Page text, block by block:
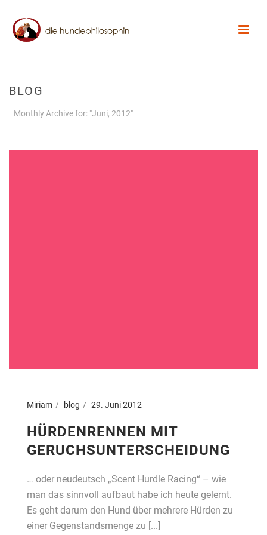
BLOG
Monthly Archive for: "Juni, 2012"
Miriam blog 29. Juni 2012
HÜRDENRENNEN MIT
GERUCHSUNTERSCHEIDUNG
… oder neudeutsch „Scent Hurdle Racing“ – wie
man das sinnvoll aufbaut habe ich heute gelernt.
Es geht darum den Hund über mehrere Hürden zu
einer Gegenstandsmenge zu [...]